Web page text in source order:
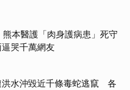
熊本醫護「肉身護病患」死守
哭千萬網友
洪水沖毀近千條毒蛇逃竄 各